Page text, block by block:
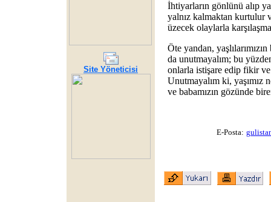
Site Yöneticisi
İhtiyarların gönlünü alıp
yalnız kalmaktan kurtulur
üzecek olaylarla
Öte yandan,
da unutmayalım; bu
onlarla istişare edip fikir
Unutmayalım ki, yaşımız
ve babamızın gözünde
E-Posta: